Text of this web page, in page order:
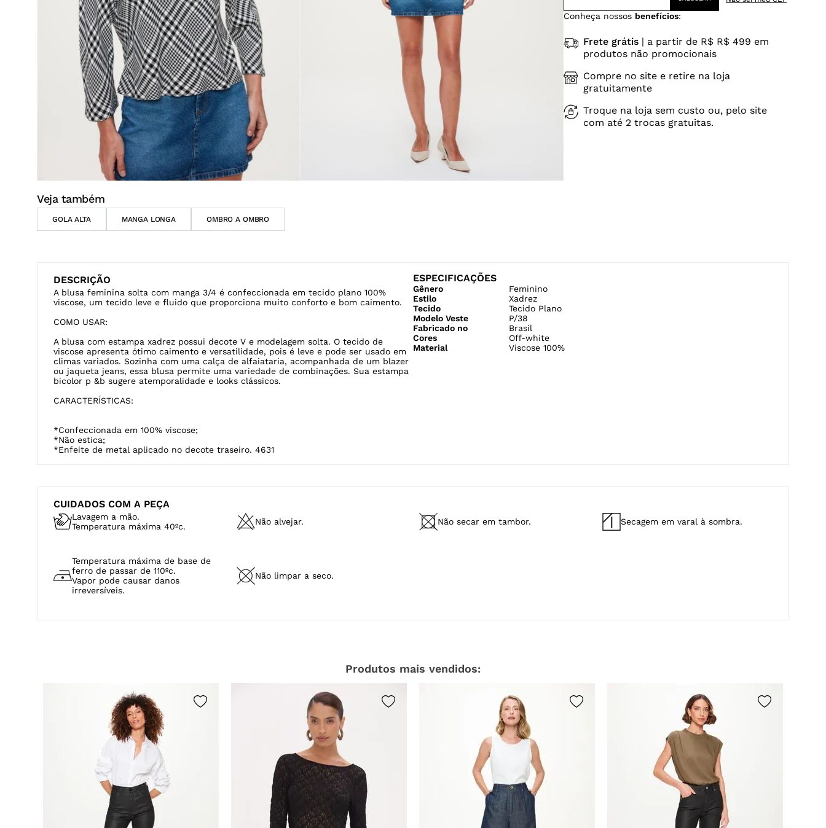
Conheça nossos benefícios:
Frete grátis| a partir de R$ R$ 499 em
produtos não promocionais
Compre no site e retire na loja
gratuitamente
Troque na loja sem custo ou, pelo site
com até 2 trocas gratuitas.
Veja também
GOLA ALTA MANGA LONGA OMBRO A OMBRO
DESCRIÇÃO
A blusa feminina solta com manga 3/4 é confeccionada em tecido plano 100%
viscose, um tecido leve e fluido que proporciona muito conforto e bom caimento.
COMO USAR:
A blusa com estampa xadrez possui decote V e modelagem solta. O tecido de
viscose apresenta ótimo caimento e versatilidade, pois é leve e pode ser usado em
climas variados. Sozinha com uma calça de alfaiataria, acompanhada de um blazer
ou jaqueta jeans, essa blusa permite uma variedade de combinações. Sua estampa
bicolor p &b sugere atemporalidade e looks clássicos.
CARACTERÍSTICAS:
*Confeccionada em 100% viscose;
*Não estica;
*Enfeite de metal aplicado no decote traseiro. 4631
ESPECIFICAÇÕES
Gênero
Feminino
Estilo
Xadrez
Tecido
Tecido Plano
Modelo Veste
P/38
Fabricado no
Brasil
Cores
Off-white
Material
Viscose 100%
CUIDADOS COM A PEÇA
Lavagem a mão.
Temperatura máxima 40ºc.
Não alvejar. Não secar em tambor. Secagem em varal à sombra.
Temperatura máxima de base de
ferro de passar de 110ºc.
Vapor pode causar danos
irreversíveis.
Não limpar a seco.
Produtos mais vendidos: